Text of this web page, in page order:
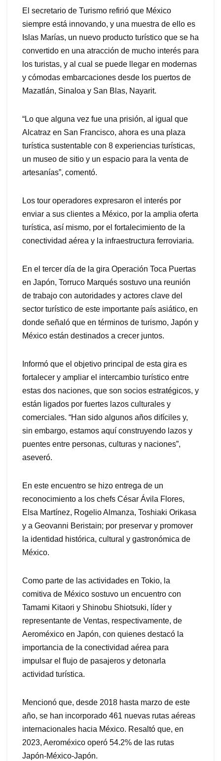
El secretario de Turismo refirió que México
siempre está innovando, y una muestra de ello es
Islas Marías, un nuevo producto turístico que se ha
convertido en una atracción de mucho interés para
los turistas, y al cual se puede llegar en modernas
y cómodas embarcaciones desde los puertos de
Mazatlán, Sinaloa y San Blas, Nayarit.
“Lo que alguna vez fue una prisión, al igual que
Alcatraz en San Francisco, ahora es una plaza
turística sustentable con 8 experiencias turísticas,
un museo de sitio y un espacio para la venta de
artesanías”, comentó.
Los tour operadores expresaron el interés por
enviar a sus clientes a México, por la amplia oferta
turística, así mismo, por el fortalecimiento de la
conectividad aérea y la infraestructura ferroviaria.
En el tercer día de la gira Operación Toca Puertas
en Japón, Torruco Marqués sostuvo una reunión
de trabajo con autoridades y actores clave del
sector turístico de este importante país asiático, en
donde señaló que en términos de turismo, Japón y
México están destinados a crecer juntos.
Informó que el objetivo principal de esta gira es
fortalecer y ampliar el intercambio turístico entre
estas dos naciones, que son socios estratégicos, y
están ligados por fuertes lazos culturales y
comerciales. “Han sido algunos años difíciles y,
sin embargo, estamos aquí construyendo lazos y
puentes entre personas, culturas y naciones”,
aseveró.
En este encuentro se hizo entrega de un
reconocimiento a los chefs César Ávila Flores,
Elsa Martínez, Rogelio Almanza, Toshiaki Orikasa
y a Geovanni Beristain; por preservar y promover
la identidad histórica, cultural y gastronómica de
México.
Como parte de las actividades en Tokio, la
comitiva de México sostuvo un encuentro con
Tamami Kitaori y Shinobu Shiotsuki, líder y
representante de Ventas, respectivamente, de
Aeroméxico en Japón, con quienes destacó la
importancia de la conectividad aérea para
impulsar el flujo de pasajeros y detonarla
actividad turística.
Mencionó que, desde 2018 hasta marzo de este
año, se han incorporado 461 nuevas rutas aéreas
internacionales hacia México. Resaltó que, en
2023, Aeroméxico operó 54.2% de las rutas
Japón-México-Japón.